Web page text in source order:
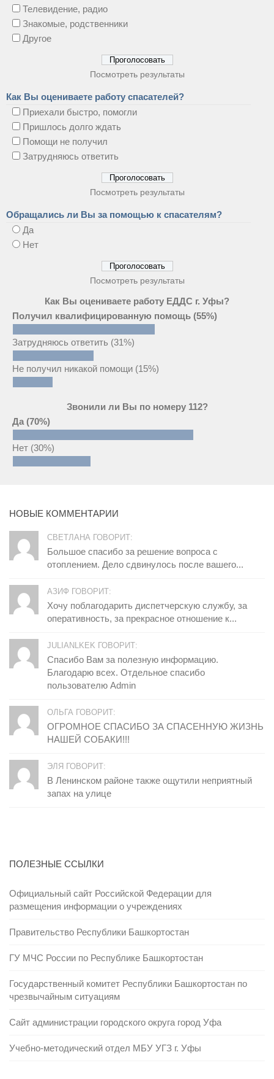
Телевидение, радио
Знакомые, родственники
Другое
Посмотреть результаты
Как Вы оцениваете работу спасателей?
Приехали быстро, помогли
Пришлось долго ждать
Помощи не получил
Затрудняюсь ответить
Посмотреть результаты
Обращались ли Вы за помощью к спасателям?
Да
Нет
Посмотреть результаты
Как Вы оцениваете работу ЕДДС г. Уфы?
Получил квалифицированную помощь (55%)
Затрудняюсь ответить (31%)
Не получил никакой помощи (15%)
Звонили ли Вы по номеру 112?
Да (70%)
Нет (30%)
НОВЫЕ КОММЕНТАРИИ
СВЕТЛАНА ГОВОРИТ:
Большое спасибо за решение вопроса с
отоплением. Дело сдвинулось после вашего...
АЗИФ ГОВОРИТ:
Хочу поблагодарить диспетчерскую службу, за
оперативность, за прекрасное отношение к...
JULIANLKEK ГОВОРИТ:
Спасибо Вам за полезную информацию.
Благодарю всех. Отдельное спасибо
пользователю Admin
ОЛЬГА ГОВОРИТ:
ОГРОМНОЕ СПАСИБО ЗА СПАСЕННУЮ ЖИЗНЬ
НАШЕЙ СОБАКИ!!!
ЭЛЯ ГОВОРИТ:
В Ленинском районе также ощутили неприятный
запах на улице
ПОЛЕЗНЫЕ ССЫЛКИ
Официальный сайт Российской Федерации для
размещения информации о учреждениях
Правительство Республики Башкортостан
ГУ МЧС России по Республике Башкортостан
Государственный комитет Республики Башкортостан по
чрезвычайным ситуациям
Сайт администрации городского округа город Уфа
Учебно-методический отдел МБУ УГЗ г. Уфы